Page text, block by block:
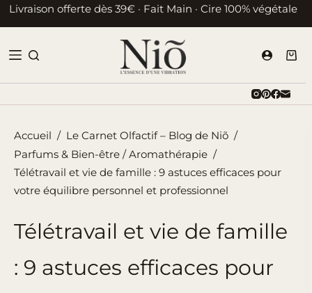
Passer
au
Livraison offerte dès 39€ · Fait Main · Cire 100% végétale
Accueil / Le Carnet Olfactif – Blog de Niõ /
Parfums & Bien-être / Aromathérapie /
Télétravail et vie de famille : 9 astuces efficaces pour
votre équilibre personnel et professionnel
Télétravail et vie de famille
: 9 astuces efficaces pour